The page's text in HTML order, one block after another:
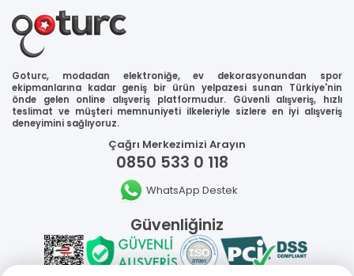
Goturc, modadan elektroniğe, ev dekorasyonundan spor
ekipmanlarına kadar geniş bir ürün yelpazesi sunan Türkiye'nin
önde gelen online alışveriş platformudur. Güvenli alışveriş, hızlı
teslimat ve müşteri memnuniyeti ilkeleriyle sizlere en iyi alışveriş
deneyimini sağlıyoruz.
Çağrı Merkezimizi Arayın
0850 533 0 118
WhatsApp Destek
Güvenliğiniz